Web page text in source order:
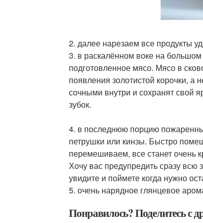
2. далее нарезаем все продукты
3. в раскалённом воке на
подготовленное мясо. Мясо в
появления золотистой корочки,
сочными внутри и сохранят свой
зубок.
4. в последнюю порцию
петрушки или кинзы. Быстро
перемешиваем, все станет очень
Хочу вас предупредить сразу
увидите и поймете когда нужно
5. очень нарядное глянцевое
Понравилось? Поделитесь с